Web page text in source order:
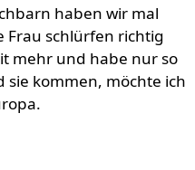
haben wir mal
Frau schlürfen richtig
mehr und habe nur so
sie kommen, möchte ich